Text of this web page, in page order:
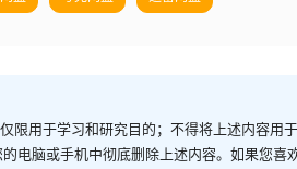
限用于学习和研究目的；不得将上述内容
电脑或手机中彻底删除上述内容。如果您